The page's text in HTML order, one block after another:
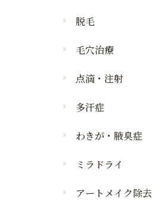
脱毛
毛穴治療
点滴・注射
多汗症
わきが・腋臭症
ミラドライ
アートメイク除去